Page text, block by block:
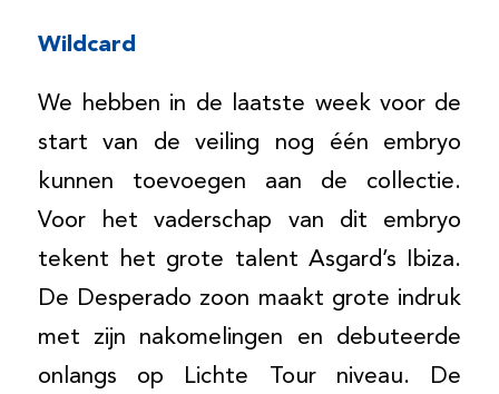
Wildcard
We hebben in de laatste week voor de
start van de veiling nog één embryo
kunnen toevoegen aan de collectie.
Voor het vaderschap van dit embryo
tekent het grote talent Asgard’s Ibiza.
De Desperado zoon maakt grote indruk
met zijn nakomelingen en debuteerde
onlangs op Lichte Tour niveau. De